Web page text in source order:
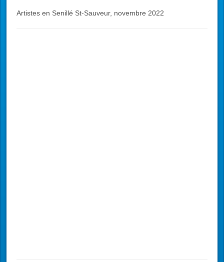
Artistes en Senillé St-Sauveur, novembre 2022